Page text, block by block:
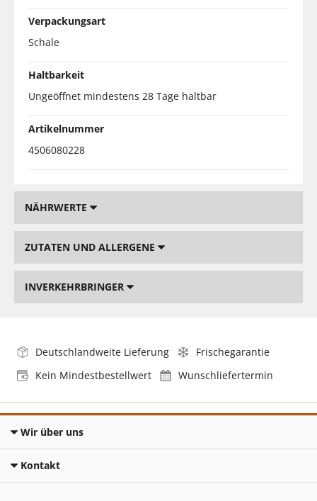
Verpackungsart
Schale
Haltbarkeit
Ungeöffnet mindestens 28 Tage haltbar
Artikelnummer
4506080228
NÄHRWERTE
ZUTATEN UND ALLERGENE
INVERKEHRBRINGER
Deutschlandweite Lieferung
Frischegarantie
Kein Mindestbestellwert
Wunschliefertermin
Wir über uns
Kontakt